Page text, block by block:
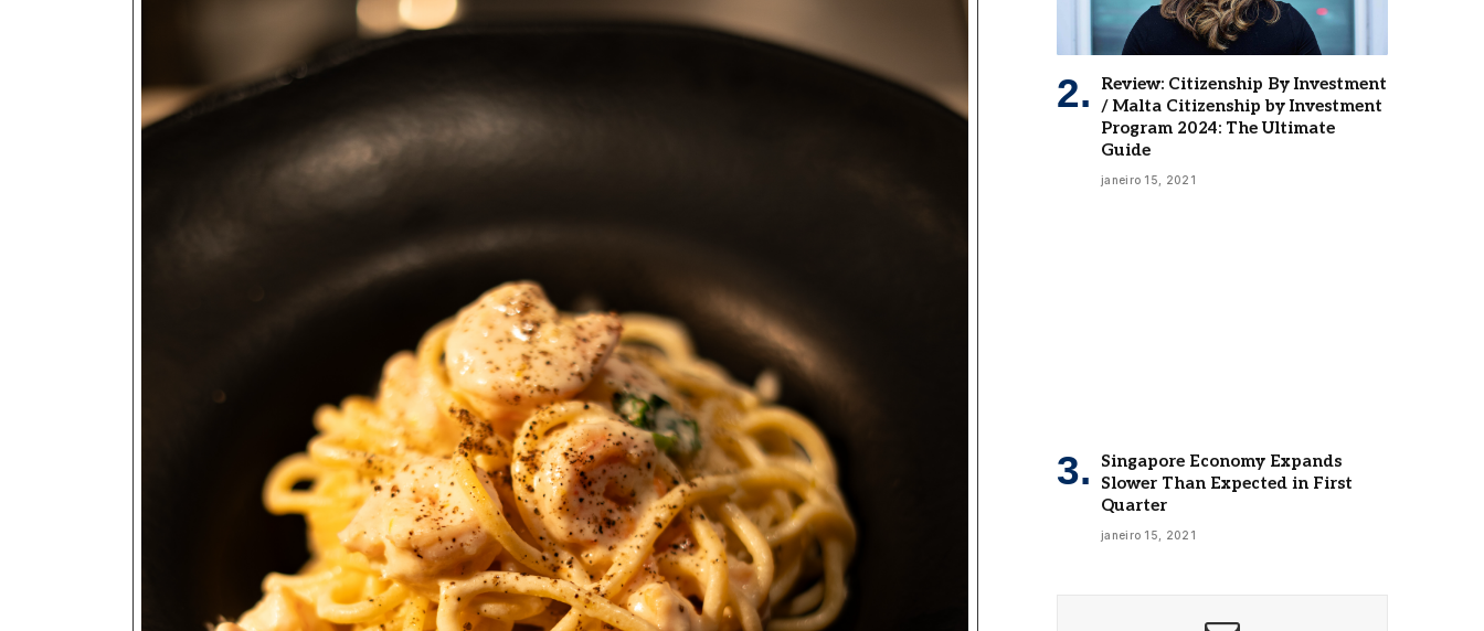
Review: Citizenship By Investment
/ Malta Citizenship by Investment
Program 2024: The Ultimate
Guide
janeiro 15, 2021
Singapore Economy Expands
Slower Than Expected in First
Quarter
janeiro 15, 2021